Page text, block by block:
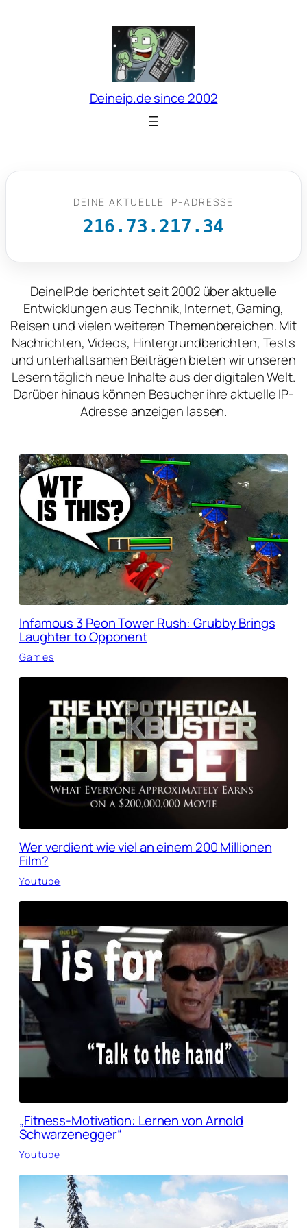
Deineip.de since 2002
DEINE AKTUELLE IP-ADRESSE
216.73.217.34
DeineIP.de berichtet seit 2002 über aktuelle
Entwicklungen aus Technik, Internet, Gaming,
Reisen und vielen weiteren Themenbereichen. Mit
Nachrichten, Videos, Hintergrundberichten, Tests
und unterhaltsamen Beiträgen bieten wir unseren
Lesern täglich neue Inhalte aus der digitalen Welt.
Darüber hinaus können Besucher ihre aktuelle IP-
Adresse anzeigen lassen.
Infamous 3 Peon Tower Rush: Grubby Brings
Laughter to Opponent
Games
Wer verdient wie viel an einem 200 Millionen
Film?
Youtube
„Fitness-Motivation: Lernen von Arnold
Schwarzenegger“
Youtube